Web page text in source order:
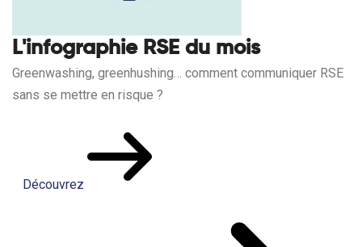
L'infographie RSE du mois
Greenwashing, greenhushing… comment communiquer RSE
sans se mettre en risque ?
Découvrez